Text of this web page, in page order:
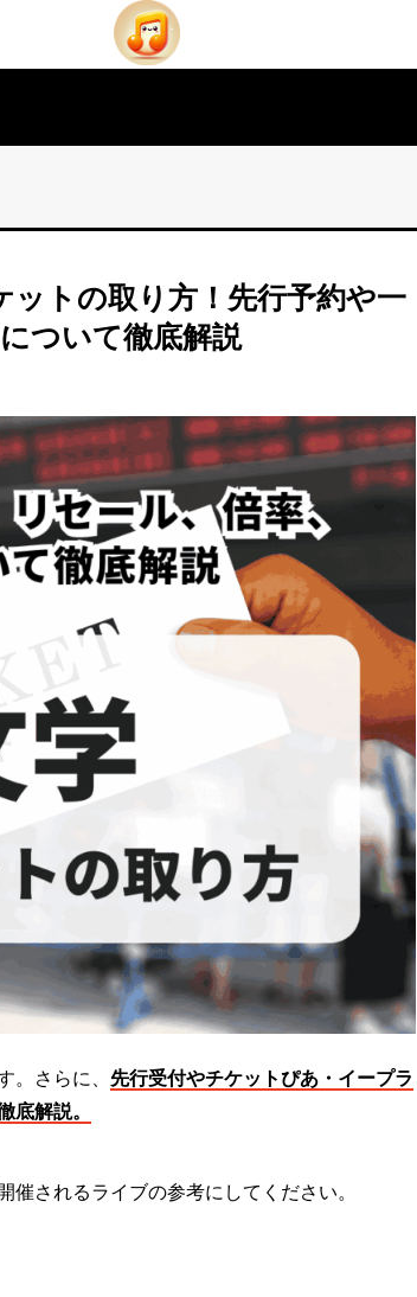
ットの取り方！先行予約や一
ついて徹底解説
。さらに、 先行受付やチケットぴあ・イープラ
底解説。
されるライブの参考にしてください。